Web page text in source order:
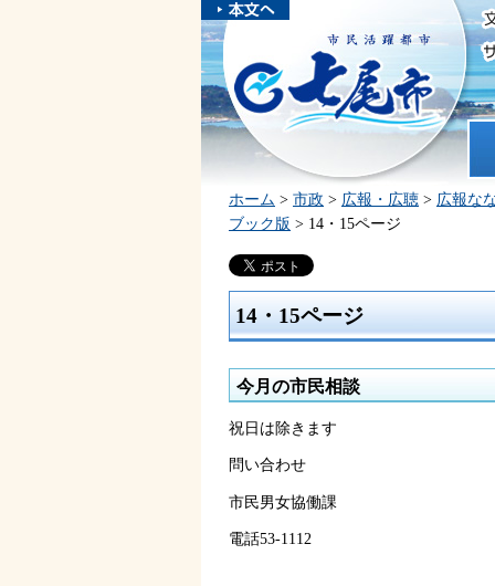
本文へスキ
ップしま
す。
市民活躍都市 七尾市
ホーム > 市政 > 広報・広聴 > 広報な
ブック版 > 14・15ページ
14・15ページ
今月の市民相談
祝日は除きます
問い合わせ
市民男女協働課
電話53-1112